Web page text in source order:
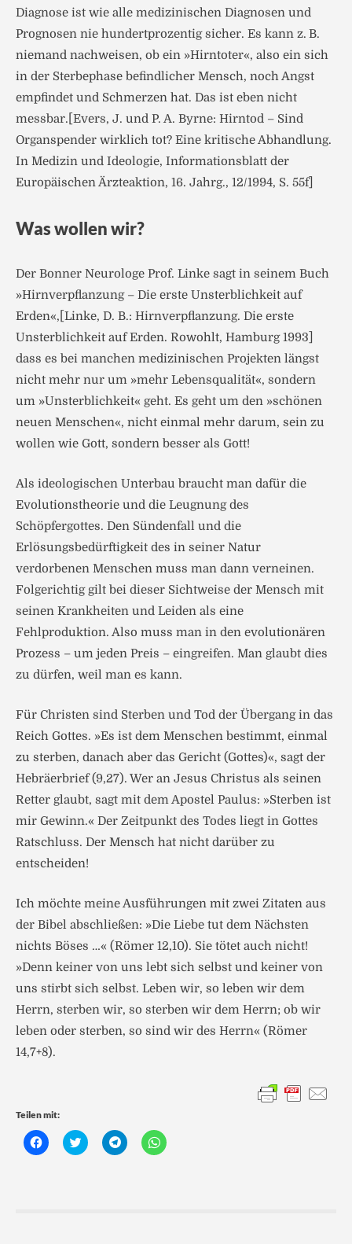
Diagnose ist wie alle medizinischen Diagnosen und
Prognosen nie hundertprozentig sicher. Es kann z. B.
niemand nachweisen, ob ein »Hirntoter«, also ein sich
in der Sterbephase befindlicher Mensch, noch Angst
empfindet und Schmerzen hat. Das ist eben nicht
messbar.[Evers, J. und P. A. Byrne: Hirntod – Sind
Organspender wirklich tot? Eine kritische Abhandlung.
In Medizin und Ideologie, Informationsblatt der
Europäischen Ärzteaktion, 16. Jahrg., 12/1994, S. 55f]
Was wollen wir?
Der Bonner Neurologe Prof. Linke sagt in seinem Buch
»Hirnverpflanzung – Die erste Unsterblichkeit auf
Erden«,[Linke, D. B.: Hirnverpflanzung. Die erste
Unsterblichkeit auf Erden. Rowohlt, Hamburg 1993]
dass es bei manchen medizinischen Projekten längst
nicht mehr nur um »mehr Lebensqualität«, sondern
um »Unsterblichkeit« geht. Es geht um den »schönen
neuen Menschen«, nicht einmal mehr darum, sein zu
wollen wie Gott, sondern besser als Gott!
Als ideologischen Unterbau braucht man dafür die
Evolutionstheorie und die Leugnung des
Schöpfergottes. Den Sündenfall und die
Erlösungsbedürftigkeit des in seiner Natur
verdorbenen Menschen muss man dann verneinen.
Folgerichtig gilt bei dieser Sichtweise der Mensch mit
seinen Krankheiten und Leiden als eine
Fehlproduktion. Also muss man in den evolutionären
Prozess – um jeden Preis – eingreifen. Man glaubt dies
zu dürfen, weil man es kann.
Für Christen sind Sterben und Tod der Übergang in das
Reich Gottes. »Es ist dem Menschen bestimmt, einmal
zu sterben, danach aber das Gericht (Gottes)«, sagt der
Hebräerbrief (9,27). Wer an Jesus Christus als seinen
Retter glaubt, sagt mit dem Apostel Paulus: »Sterben ist
mir Gewinn.« Der Zeitpunkt des Todes liegt in Gottes
Ratschluss. Der Mensch hat nicht darüber zu
entscheiden!
Ich möchte meine Ausführungen mit zwei Zitaten aus
der Bibel abschließen: »Die Liebe tut dem Nächsten
nichts Böses …« (Römer 12,10). Sie tötet auch nicht!
»Denn keiner von uns lebt sich selbst und keiner von
uns stirbt sich selbst. Leben wir, so leben wir dem
Herrn, sterben wir, so sterben wir dem Herrn; ob wir
leben oder sterben, so sind wir des Herrn« (Römer
14,7+8).
Teilen mit:
K
l
K
l
K
l
K
l